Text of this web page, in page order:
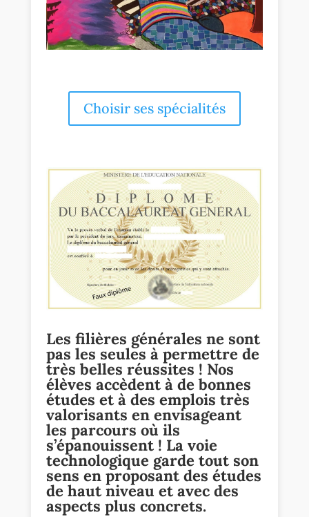
Choisir ses spécialités
Les filières générales ne sont
pas les seules à permettre de
très belles réussites ! Nos
élèves accèdent à de bonnes
études et à des emplois très
valorisants en envisageant
les parcours où ils
s’épanouissent ! La voie
technologique garde tout son
sens en proposant des études
de haut niveau et avec des
aspects plus concrets.